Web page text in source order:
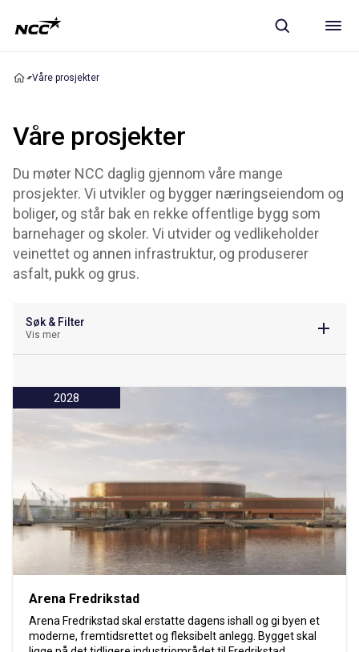
Våre prosjekter
Våre prosjekter
Du møter NCC daglig gjennom våre mange
prosjekter. Vi utvikler og bygger næringseiendom og
boliger, og står bak en rekke offentlige bygg som
barnehager og skoler. Vi utvider og vedlikeholder
veinettet og annen infrastruktur, og produserer
asfalt, pukk og grus.
Søk & Filter
Vis mer
2028
Arena Fredrikstad
Arena Fredrikstad skal erstatte dagens ishall og gi byen et
moderne, fremtidsrettet og fleksibelt anlegg. Bygget skal